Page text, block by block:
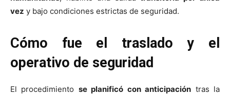
vez y bajo condiciones estrictas de seguridad.
Cómo fue el traslado y el
operativo de seguridad
El procedimiento se planificó con anticipación tras la